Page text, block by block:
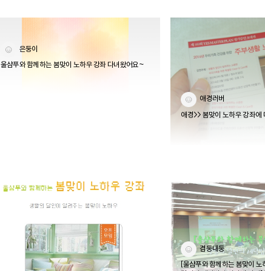
은둥이
울샴푸와 함께하는 봄맞이 노하우 강좌 다녀왔어요~
애경러버
애경>> 봄맞이 노하우 강좌
겸둥내둥
[울샴푸와 함께하는 봄맞이 노